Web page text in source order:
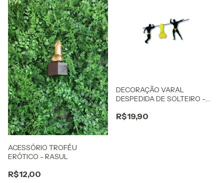
ACESSÓRIO TROFÉU
ERÓTICO - RASUL
R$12,00
DECORAÇÃO VARAL
DESPEDIDA DE SOLTEIRO -
R$19,90